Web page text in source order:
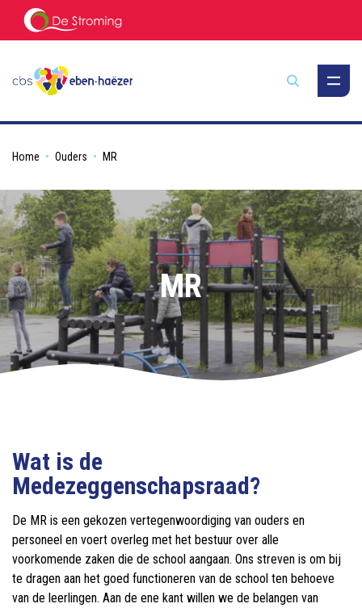
Zoeken
Home Ouders MR
MR
Wat is de
Medezeggenschapsraad?
De MR is een gekozen vertegenwoordiging van ouders en
personeel en voert overleg met het bestuur over alle
voorkomende zaken die de school aangaan. Ons streven is om bij
te dragen aan het goed functioneren van de school ten behoeve
van de leerlingen. Aan de ene kant willen we de belangen van